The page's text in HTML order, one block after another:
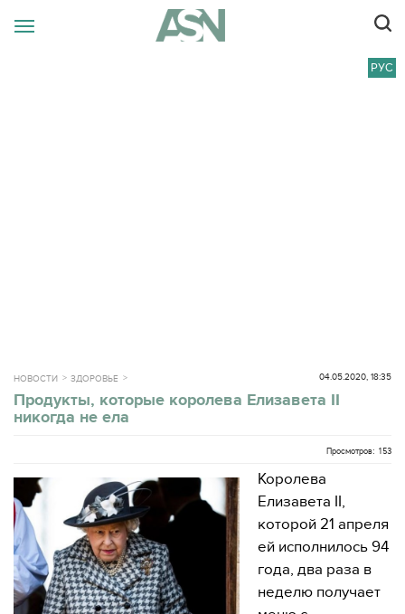
РУС
НОВОСТИ ЗДОРОВЬЕ 04.05.2020, 18:35
Продукты, которые королева Елизавета II
никогда не ела
Просмотров: 153
Королева
Елизавета II,
которой 21 апреля
ей исполнилось 94
года, два раза в
неделю получает